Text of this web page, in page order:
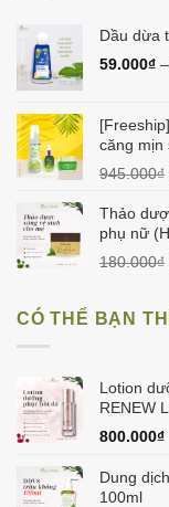
Dầu dừa
59.000₫ –
căng mịn
945.000₫
Thảo
phụ nữ
180.000₫
CÓ THỂ BẠN
Lotion
RENEW
800.000₫
Dung
100ml